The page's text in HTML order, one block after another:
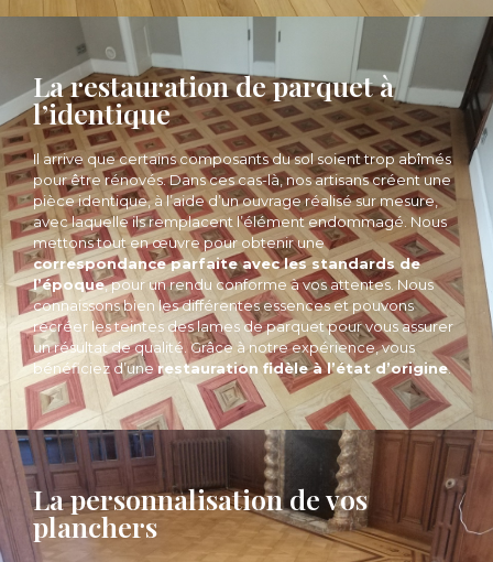
La restauration de parquet à
l’identique
Il arrive que certains composants du sol soient trop abîmés
pour être rénovés. Dans ces cas-là, nos artisans créent une
pièce identique, à l’aide d’un ouvrage réalisé sur mesure,
avec laquelle ils remplacent l’élément endommagé. Nous
mettons tout en œuvre pour obtenir une
correspondance parfaite avec les standards de
l’époque, pour un rendu conforme à vos attentes. Nous
connaissons bien les différentes essences et pouvons
recréer les teintes des lames de parquet pour vous assurer
un résultat de qualité. Grâce à notre expérience, vous
bénéficiez d’unerestauration fidèle à l’état d’origine.
La personnalisation de vos
planchers